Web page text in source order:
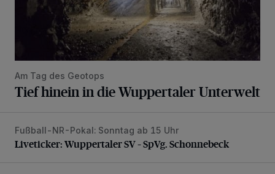
Am Tag des Geotops
Tief hinein in die Wuppertaler Unterwelt
Liveticker: Wuppertaler SV – SpVg. Schonnebeck
Fußball-NR-Pokal: Sonntag ab 15 Uhr
Liveticker: Wuppertaler SV – SpVg. Schonnebeck